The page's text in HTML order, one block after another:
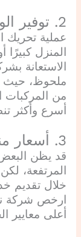
2. توفير الوقت والجهد
عملية تحريك
المنزل
الاستعانة
ملحوظ، حيث
من المركبات
أسرع وأكثر
3. أسعار مناسبة مع جودة عالية
قد يظن البعض
المرتفعة،
خلال تقديم
ارخص شركة
أعلى معايير